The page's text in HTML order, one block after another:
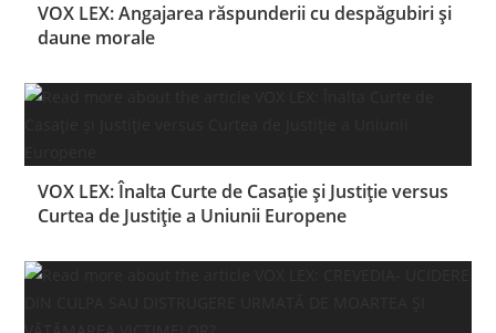
VOX LEX: Angajarea răspunderii cu despăgubiri și
daune morale
VOX LEX: Înalta Curte de Casație și Justiție versus
Curtea de Justiție a Uniunii Europene